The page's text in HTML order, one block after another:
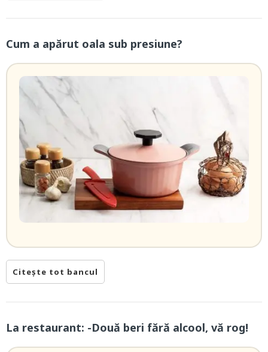
Cum a apărut oala sub presiune?
Citește tot bancul
La restaurant: -Două beri fără alcool, vă rog!